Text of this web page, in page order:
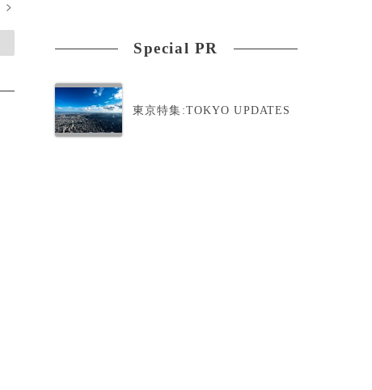
>
Special PR
東京特集:TOKYO UPDATES